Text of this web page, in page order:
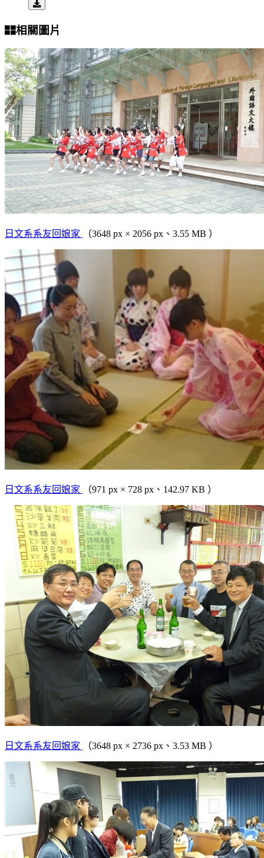
相關圖片
日文系系友回娘家 （3648 px × 2056 px、3.55 MB ）
日文系系友回娘家 （971 px × 728 px、142.97 KB ）
日文系系友回娘家 （3648 px × 2736 px、3.53 MB ）